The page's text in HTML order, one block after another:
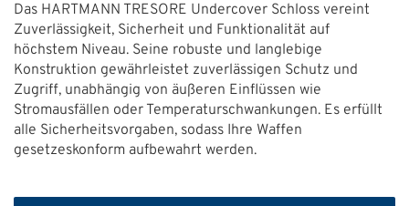
Das HARTMANN TRESORE Undercover Schloss vereint
Zuverlässigkeit, Sicherheit und Funktionalität auf
höchstem Niveau. Seine robuste und langlebige
Konstruktion gewährleistet zuverlässigen Schutz und
Zugriff, unabhängig von äußeren Einflüssen wie
Stromausfällen oder Temperaturschwankungen. Es erfüllt
alle Sicherheitsvorgaben, sodass Ihre Waffen
gesetzeskonform aufbewahrt werden.